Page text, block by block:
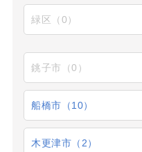
緑区（0）
銚子市（0）
船橋市（10）
木更津市（2）